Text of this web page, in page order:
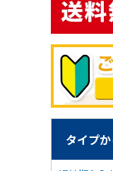
タイプ